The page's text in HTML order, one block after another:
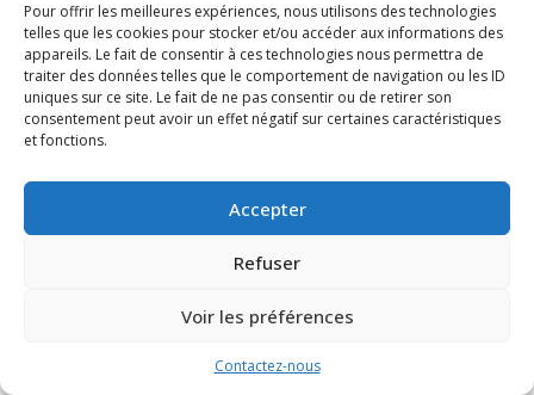
Pour offrir les meilleures expériences, nous utilisons des technologies
telles que les cookies pour stocker et/ou accéder aux informations des
appareils. Le fait de consentir à ces technologies nous permettra de
traiter des données telles que le comportement de navigation ou les ID
uniques sur ce site. Le fait de ne pas consentir ou de retirer son
consentement peut avoir un effet négatif sur certaines caractéristiques
et fonctions.
Accepter
Refuser
Voir les préférences
Contactez-nous
FAQ Mentions légales